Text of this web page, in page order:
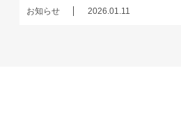
お知らせ 2026.01.11